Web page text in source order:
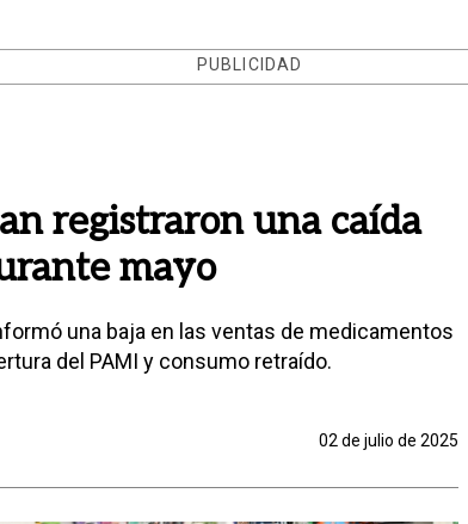
PUBLICIDAD
registraron una caída
mayo
una baja en las ventas de medicamentos
del PAMI y consumo retraído.
02 de julio de 2025